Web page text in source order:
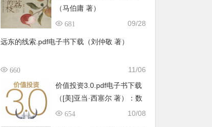
（马伯庸 著）
681 09/28
远东的线索.pdf电子书下载（刘仲敬 著）
660
11/06
价值投资3.0.pdf电子书下载
（[美]亚当·西塞尔 著）：数
字经济时代如何寻找百倍成
654 10/08